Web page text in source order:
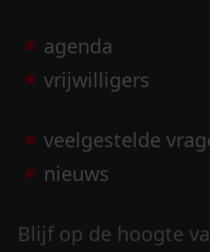
agenda
vrijwilligers
veelgestelde
nieuws
Blijf op de hoogte